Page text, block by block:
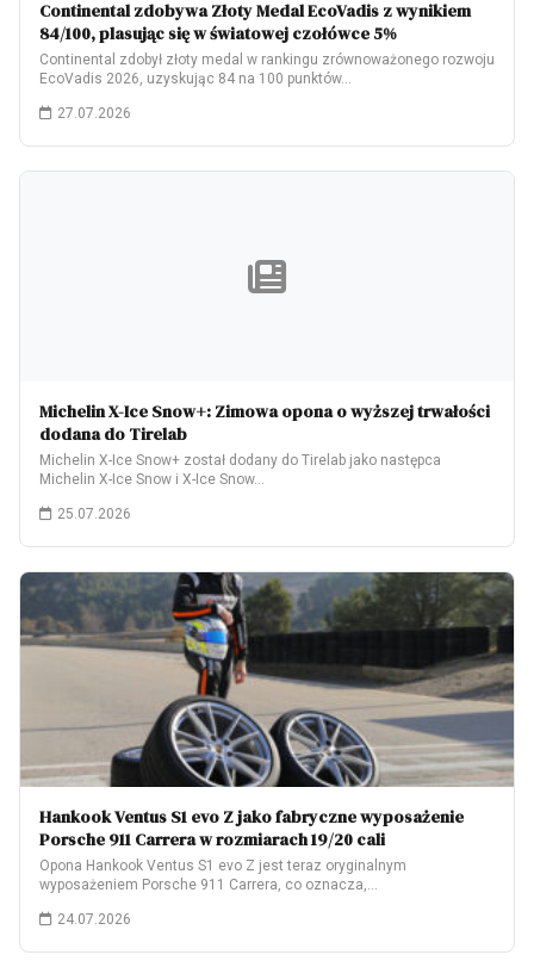
Continental zdobywa Złoty Medal EcoVadis z wynikiem
84/100, plasując się w światowej czołówce 5%
Continental zdobył złoty medal w rankingu zrównoważonego rozwoju
EcoVadis 2026, uzyskując 84 na 100 punktów…
27.07.2026
Michelin X-Ice Snow+: Zimowa opona o wyższej trwałości
dodana do Tirelab
Michelin X-Ice Snow+ został dodany do Tirelab jako następca
Michelin X-Ice Snow i X-Ice Snow…
25.07.2026
Hankook Ventus S1 evo Z jako fabryczne wyposażenie
Porsche 911 Carrera w rozmiarach 19/20 cali
Opona Hankook Ventus S1 evo Z jest teraz oryginalnym
wyposażeniem Porsche 911 Carrera, co oznacza,…
24.07.2026